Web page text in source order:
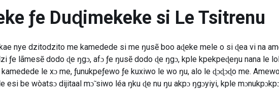
ƒe Duɖimekeke si Le Tsitrenu
nye dzitodzito me kamedede si me ŋusẽ boo aɖeke mele o si ɖea vi na
ƒe lãmesẽ dodo ɖe ŋgɔ, afɔ ƒe ŋusẽ dodo ɖe ŋgɔ, kple kpekpeɖeŋu nana le
le xɔ me, ƒunukpeƒewo ƒe kuxiwo le wo ŋu, alo le ɖɔɖɔɖo me.
esi be wòatsɔ dijitaal mɔ̃ siwo léa ŋku ɖe nu ŋu akpɔ ŋgɔyiyi, kple